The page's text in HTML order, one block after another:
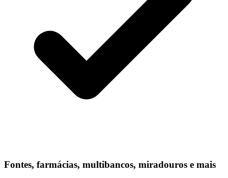
Fontes, farmácias, multibancos, miradouros e mais